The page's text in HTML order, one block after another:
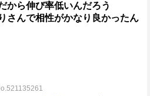
から伸び率低いんだろう
さんで相性がかなり良かったん